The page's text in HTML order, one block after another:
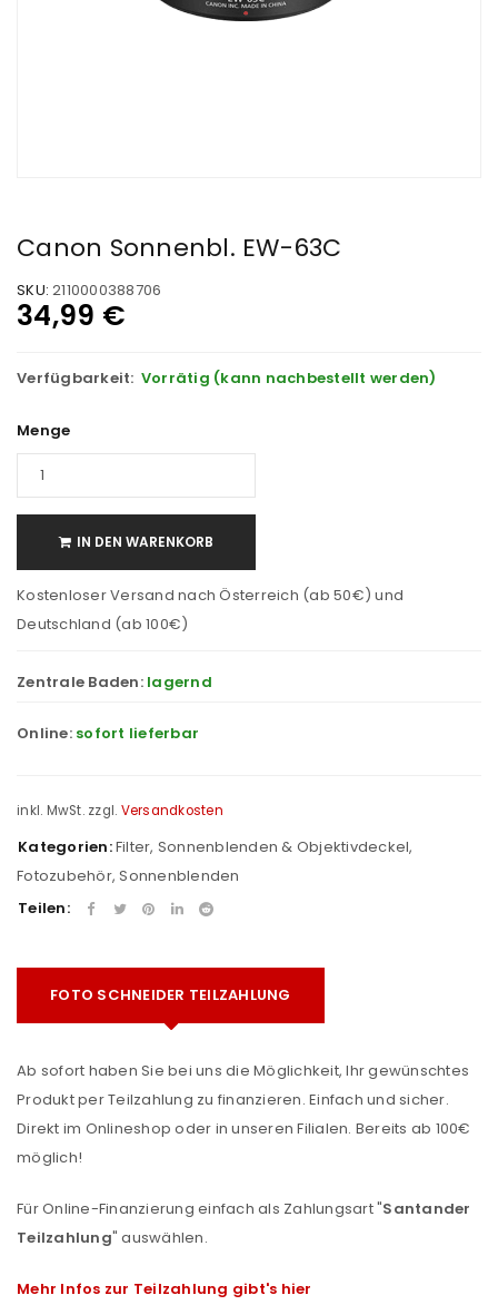
Canon Sonnenbl. EW-63C
SKU: 2110000388706
34,99 €
Verfügbarkeit: Vorrätig (kann nachbestellt werden)
Menge
IN DEN WARENKORB
Kostenloser Versand nach Österreich (ab 50€) und
Deutschland (ab 100€)
Zentrale Baden: lagernd
Online: sofort lieferbar
inkl. MwSt. zzgl. Versandkosten
Kategorien:Filter, Sonnenblenden & Objektivdeckel,
Fotozubehör,Sonnenblenden
Teilen:
FOTO SCHNEIDER TEILZAHLUNG
Ab sofort haben Sie bei uns die Möglichkeit, Ihr gewünschtes
Produkt per Teilzahlung zu finanzieren. Einfach und sicher.
Direkt im Onlineshop oder in unseren Filialen. Bereits ab 100€
möglich!
Für Online-Finanzierung einfach als Zahlungsart "Santander
Teilzahlung" auswählen.
Mehr Infos zur Teilzahlung gibt's hier